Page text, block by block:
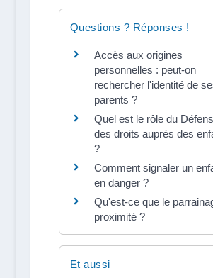
Questions ? Réponses !
Accès aux origines
personnelles : peut-on
rechercher l'identité de
parents ?
Quel est le rôle du
des droits auprès des
?
Comment signaler un
en danger ?
Qu'est-ce que le
proximité ?
Et aussi